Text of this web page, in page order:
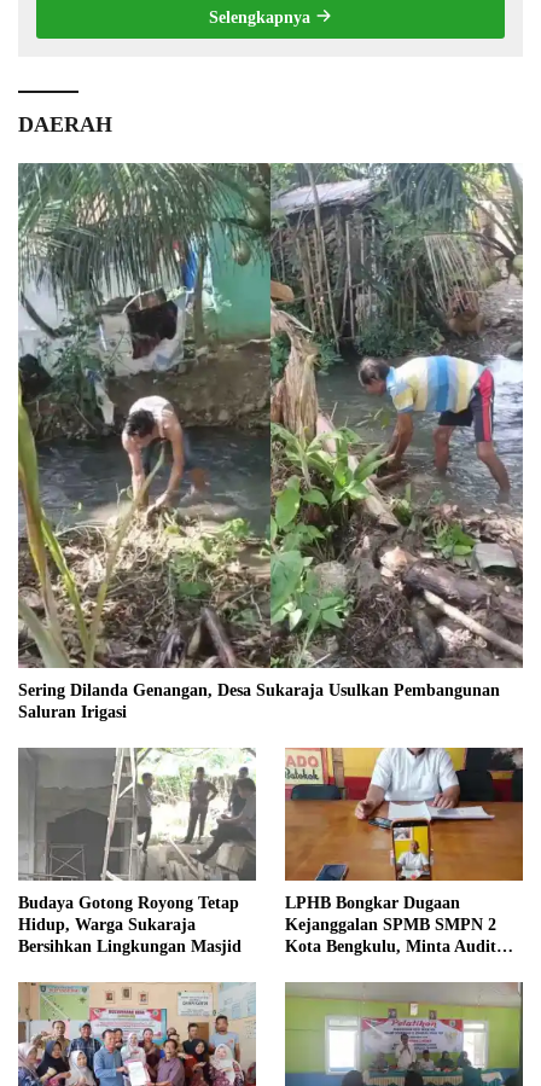
Selengkapnya
DAERAH
Sering Dilanda Genangan, Desa Sukaraja Usulkan Pembangunan
Saluran Irigasi
Budaya Gotong Royong Tetap
Hidup, Warga Sukaraja
Bersihkan Lingkungan Masjid
LPHB Bongkar Dugaan
Kejanggalan SPMB SMPN 2
Kota Bengkulu, Minta Audit